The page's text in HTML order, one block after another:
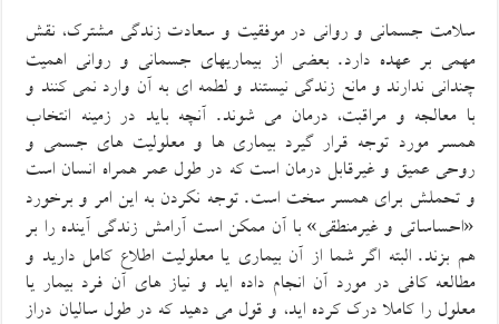
سلامت جسمانی و روانی در موفقیت و سعادت زندگی مشترک، نقش
مهمی بر عهده دارد.بعضی از بیماریهای جسمانی و روانی اهمیت
چندانی ندارند و مانع زندگی نیستند و لطمه ای به آن وارد نمی کنند و
با معالجه و مراقبت، درمان می شوند. آنچه باید در زمینه انتخاب
همسر مورد توجه قرار گیرد بیماری ها و معلولیت های جسمی و
روحی عمیق و غیرقابل درمان است که در طول عمر همراه انسان است
و تحملش برای همسر سخت است.توجه نکردن به این امر و برخورد
«احساساتی و غیرمنطقی»با آن ممکن است آرامش زندگی آیندهرا بر
هم بزند. البته اگر شما از آن بیماری یا معلولیت اطلاع کامل دارید و
مطالعه کافی در مورد آن انجام داده اید و نیاز های آن فرد بیمار یا
معلول را کاملا درک کرده اید، و قول می دهید که در طول سالیان دراز